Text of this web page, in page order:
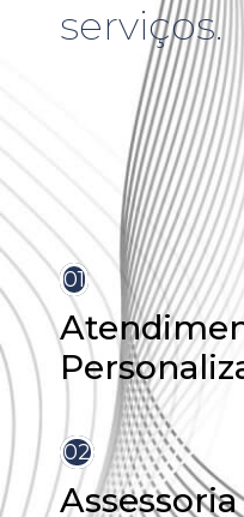
serviços.
01
02
Assessoria